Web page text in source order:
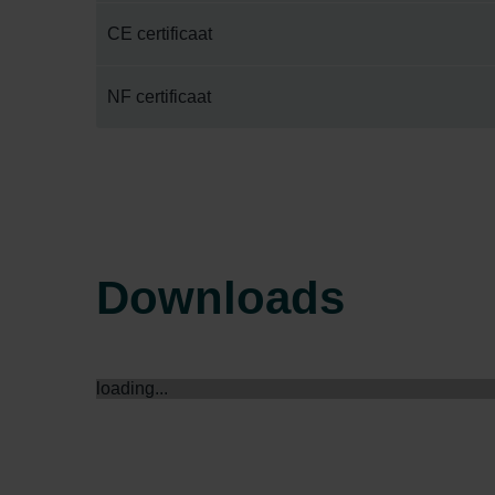
CE certificaat
NF certificaat
Downloads
loading...